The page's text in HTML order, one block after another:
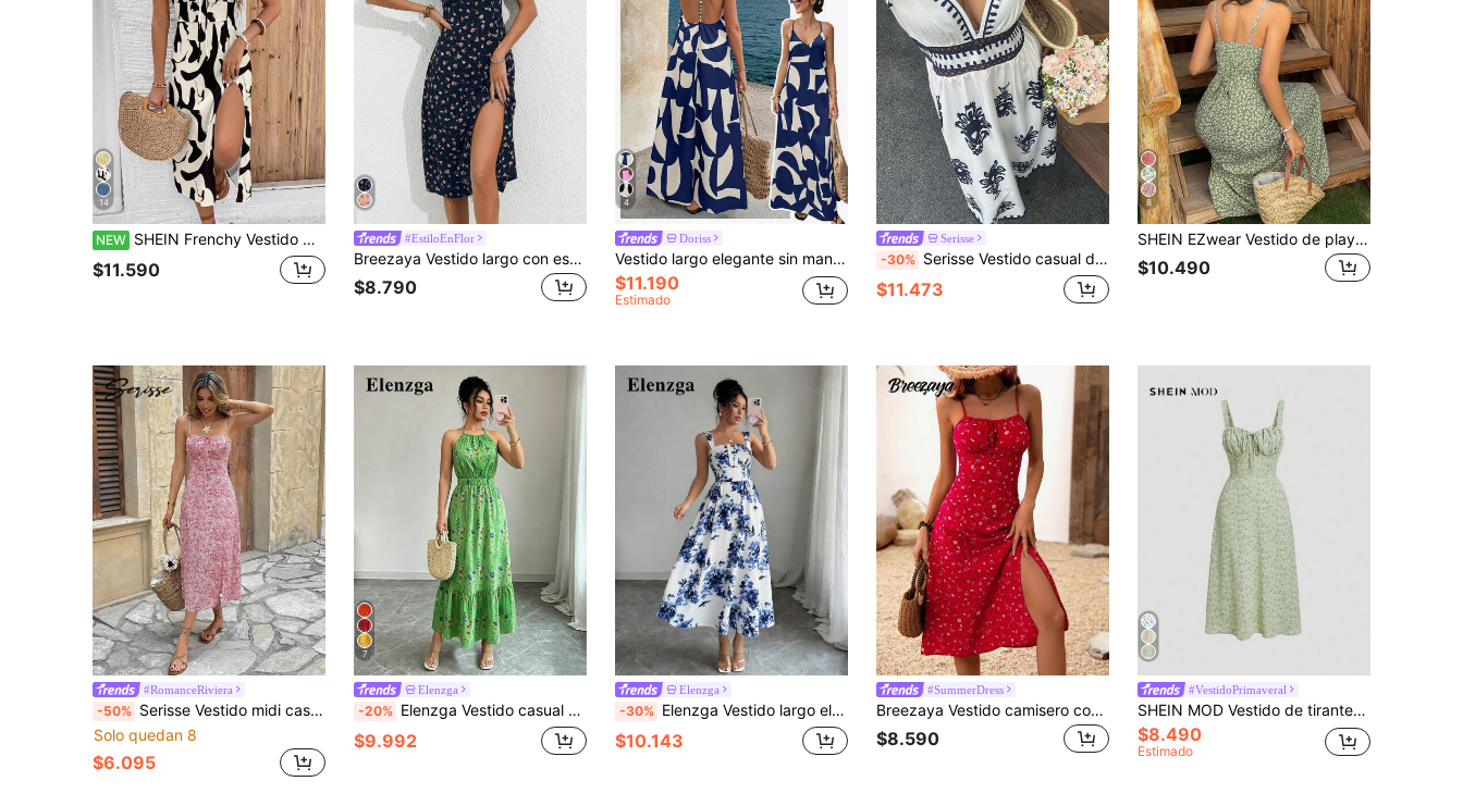
14
NEW SHEIN Frenchy Vestido midi casual de vacaciones para mujer con estampado integral y tirantes finos
$11.590
#EstiloEnFlor
Breezaya Vestido largo con estampado floral, tirantes finos y bajo con aberturas, atuendo de vacaciones y playa para mujeres
$8.790
4
Doriss
Vestido largo elegante sin mangas y con espalda descubierta con estampado de perlas para mujeres, adecuado para bodas, fiestas, playa, vacaciones como el Día de San Valentín, graduación y verano
$11.190
Estimado
Serisse
-30% Serisse Vestido casual de vacaciones de mujer con estampado y tirantes finos de longitud media
$11.473
8
SHEIN EZwear Vestido de playa sin mangas con estampado floral diminuto en verde oliva para mujeres
$10.490
#RomanceRiviera
-50% Serisse Vestido midi casual de mujer sin mangas con estampado floral diminuto para vacaciones
Solo quedan 8
$6.095
7
Elenzga
-20% Elenzga Vestido casual con estampado para mujer, cintura elástica
$9.992
Elenzga
-30% Elenzga Vestido largo elegante con pliegues y recogido en la cintura con estampado floral, para la última temporada de primavera/verano para mujeres
$10.143
#SummerDress
Breezaya Vestido camisero con estampado floral y bajo dividido para ropa de Año Nuevo, vestidos de playa y vacaciones para mujeres
$8.590
#VestidoPrimaveral
SHEIN MOD Vestido de tirantes con estampado floral con cordón delantero
$8.490
Estimado